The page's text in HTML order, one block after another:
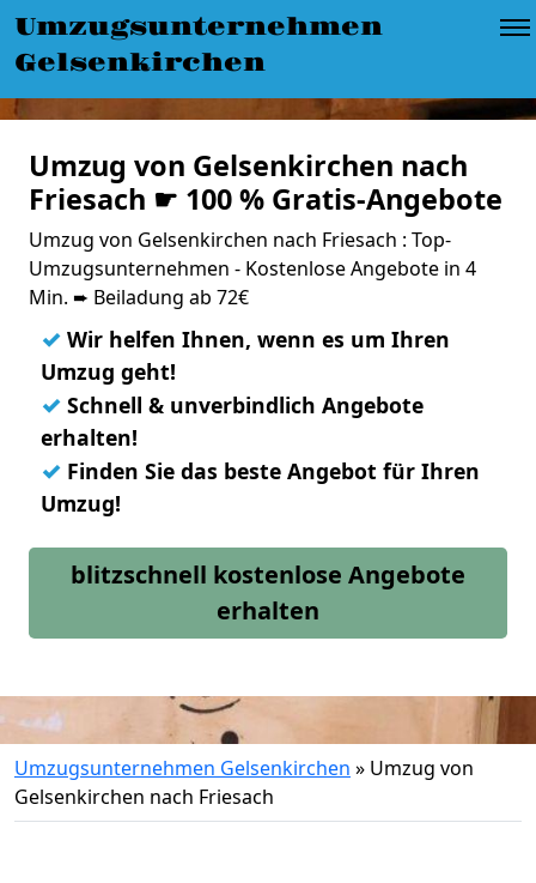
Umzugsunternehmen
Gelsenkirchen
Umzug von Gelsenkirchen nach
Friesach ☛ 100 % Gratis-Angebote
Umzug von Gelsenkirchen nach Friesach : Top-
Umzugsunternehmen - Kostenlose Angebote in 4
Min. ➨ Beiladung ab 72€
✓ Wir helfen Ihnen, wenn es um Ihren
Umzug geht!
✓ Schnell & unverbindlich Angebote
erhalten!
✓ Finden Sie das beste Angebot für Ihren
Umzug!
blitzschnell kostenlose Angebote
erhalten
Umzugsunternehmen Gelsenkirchen » Umzug von
Gelsenkirchen nach Friesach